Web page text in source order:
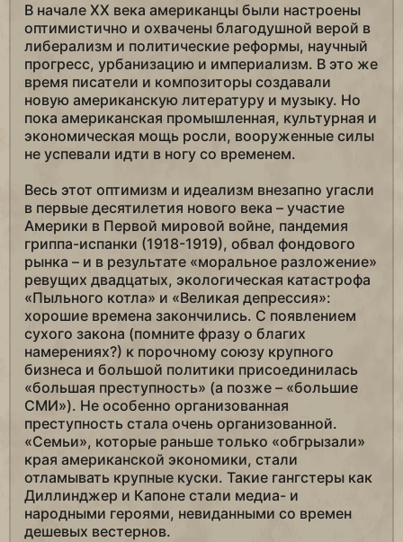
В начале XX века американцы были настроены
оптимистично и охвачены благодушной верой в
либерализм и политические реформы, научный
прогресс, урбанизацию и империализм. В это же
время писатели и композиторы создавали
новую американскую литературу и музыку. Но
пока американская промышленная, культурная и
экономическая мощь росли, вооруженные силы
не успевали идти в ногу со временем.
Весь этот оптимизм и идеализм внезапно угасли
в первые десятилетия нового века – участие
Америки в Первой мировой войне, пандемия
гриппа-испанки (1918-1919), обвал фондового
рынка – и в результате «моральное разложение»
ревущих двадцатых, экологическая катастрофа
«Пыльного котла» и «Великая депрессия»:
хорошие времена закончились. С появлением
сухого закона (помните фразу о благих
намерениях?) к порочному союзу крупного
бизнеса и большой политики присоединилась
«большая преступность» (а позже – «большие
СМИ»). Не особенно организованная
преступность стала очень организованной.
«Семьи», которые раньше только «обгрызали»
края американской экономики, стали
отламывать крупные куски. Такие гангстеры как
Диллинджер и Капоне стали медиа- и
народными героями, невиданными со времен
дешевых вестернов.